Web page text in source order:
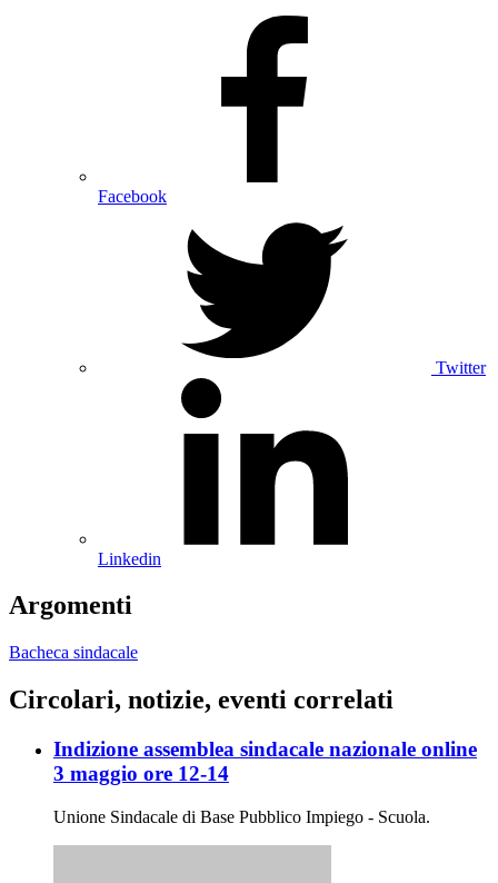
Facebook
Twitter
Linkedin
Argomenti
Bacheca sindacale
Circolari, notizie, eventi correlati
Indizione assemblea sindacale nazionale online
3 maggio ore 12-14
Unione Sindacale di Base Pubblico Impiego - Scuola.